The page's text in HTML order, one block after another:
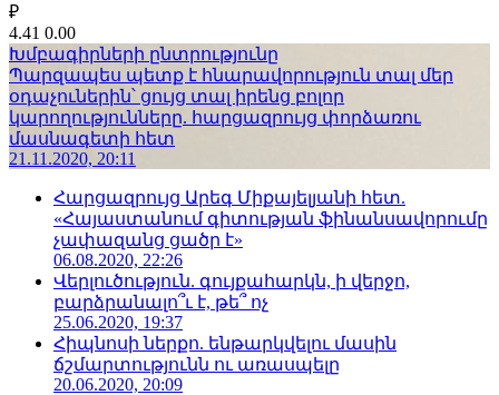
₽
4.41 0.00
Խմբագիրների ընտրությունը
Պարզապես պետք է հնարավորություն տալ մեր
օդաչուներին՝ ցույց տալ իրենց բոլոր
կարողությունները. հարցազրույց փորձառու
մասնագետի հետ
21.11.2020, 20:11
Հարցազրույց Արեգ Միքայելյանի հետ.
«Հայաստանում գիտության ֆինանսավորումը
չափազանց ցածր է»
06.08.2020, 22:26
Վերլուծություն. գույքահարկն, ի վերջո,
բարձրանալո՞ւ է, թե՞ ոչ
25.06.2020, 19:37
Հիպնոսի ներքո. ենթարկվելու մասին
ճշմարտությունն ու առասպելը
20.06.2020, 20:09